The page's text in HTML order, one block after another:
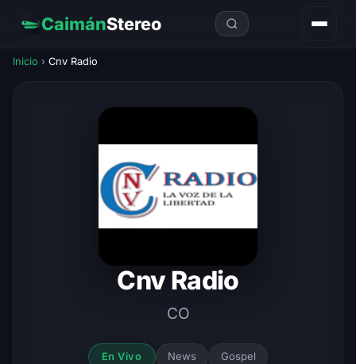
CaimánStereo
Inicio › Cnv Radio
Cnv Radio
CO
En Vivo News Gospel